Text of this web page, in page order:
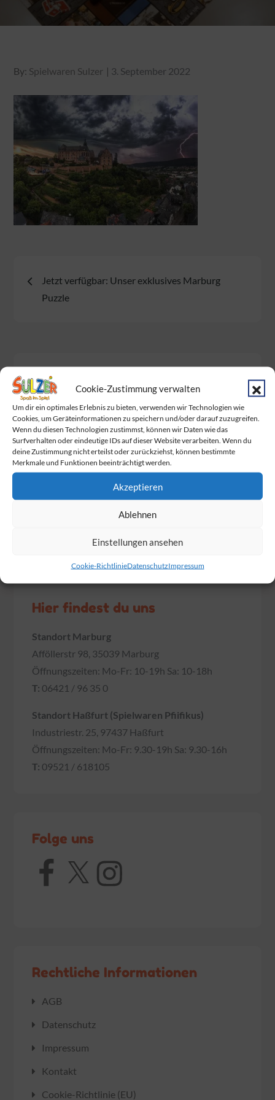
Cookie-Zustimmung verwalten
Um dir ein optimales Erlebnis zu bieten, verwenden wir Technologien wie
Cookies, um Geräteinformationen zu speichern und/oder darauf zuzugreifen.
Wenn du diesen Technologien zustimmst, können wir Daten wie das
Surfverhalten oder eindeutige IDs auf dieser Website verarbeiten. Wenn du
deine Zustimmung nicht erteilst oder zurückziehst, können bestimmte
Merkmale und Funktionen beeinträchtigt werden.
Akzeptieren
Ablehnen
Einstellungen ansehen
Cookie-RichtlinieDatenschutzImpressum
By: Spielwaren Sulzer
Posted
3. September 2022
Beitragsnavigation
Jetzt verfügbar: Unser exklusives Marburg
Puzzle
Neueste Beiträge
Baby Born Fans aufgepasst!
Das Warten hat ein Ende. Endlich wurden
die Dumplings geliefert!
Am Sonntag ist Muttertag!
Wir feiern gemeinsam mit BabyOne den
Hier findest du uns
Standort Marburg
Afföllerstr 98, 35039 Marburg
Öffnungszeiten: Mo-Fr: 10-19h Sa: 10-18h
T: 06421 / 96 35 0
Standort Haßfurt (Spielwaren Pfiifikus)
Industriestr. 25, 97437 Haßfurt
Öffnungszeiten: Mo-Fr: 9.30-19h Sa: 9.30-16h
T: 09521 / 618105
Folge uns
Facebook
X Instagram
Rechtliche Informationen
AGB
Datenschutz
Impressum
Kontakt
Cookie-Richtlinie (EU)